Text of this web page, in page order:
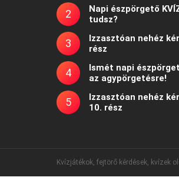
Napi észpörgető
tudsz?
Izzasztóan nehéz
rész
Ismét napi
az agypörgetésre!
Izzasztóan nehéz
10. rész
Kvízjátékok, fejtörő kérdések, kvízek